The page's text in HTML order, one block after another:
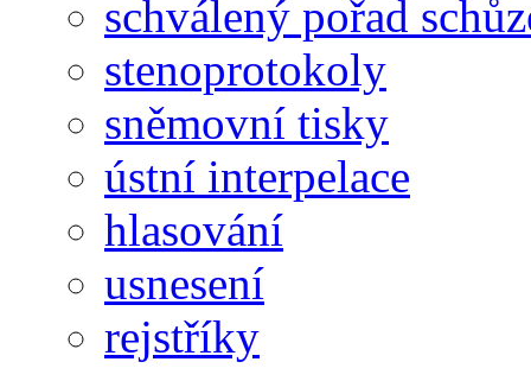
schválený pořad
stenoprotokoly
sněmovní tisky
ústní interpelace
hlasování
usnesení
rejstříky